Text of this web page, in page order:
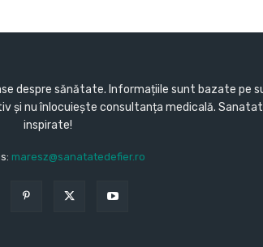
despre sănătate. Informațiile sunt bazate pe
și nu înlocuiește consultanța medicală.
inspirate!
maresz@sanatatedefier.ro